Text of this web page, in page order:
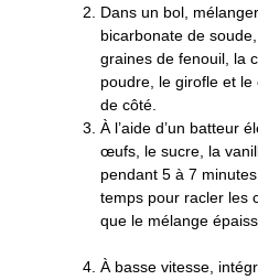
Dans un bol,
bicarbonate de
graines de fenouil, la
poudre, le girofle et
de côté.
À l’aide d’un batteur
œufs, le sucre, la
pendant 5 à 7
temps pour racler les
que le mélange
À basse vitesse,